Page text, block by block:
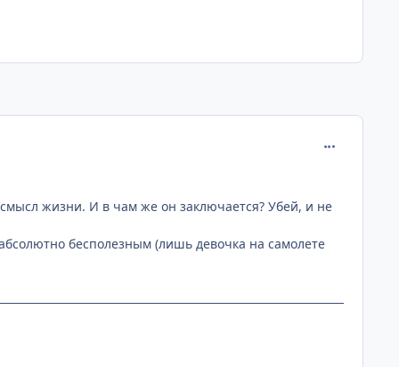
жизни. И в чам же он заключается? Убей, и не
бесполезным (лишь девочка на самолете